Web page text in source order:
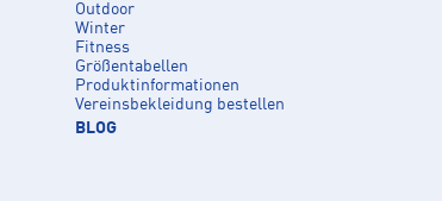
Outdoor
Winter
Fitness
Größentabellen
Produktinformationen
Vereinsbekleidung bestellen
BLOG